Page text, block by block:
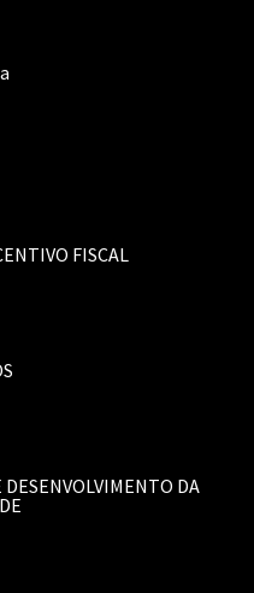
FISCAL
DESENVOLVIMENTO DA